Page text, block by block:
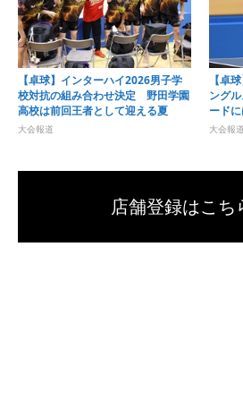
【卓球】インターハイ2026男子学
校対抗の組み合わせ決定 野田学園
高校は前回王者として迎える夏
大会報道
【卓
ング
ード
大会報道
店舗登録はこち